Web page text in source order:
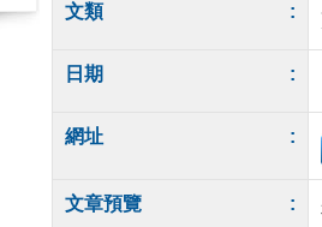
文類 :
日期 :
網址 :
文章預覽 :